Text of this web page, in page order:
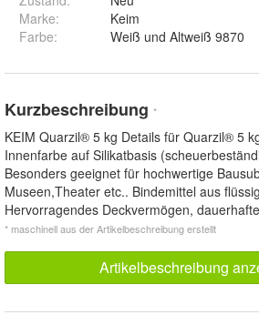
Marke:
Keim
Farbe: Weiß und Altweiß 9870
Kurzbeschreibung *
KEIM Quarzil® 5 kg Details für Quarzil® 5
Innenfarbe auf Silikatbasis
Besonders geeignet für hochwertige
Museen,Theater etc.. Bindemittel aus
Hervorragendes Deckvermögen,
* maschinell aus der Artikelbeschreibung erstellt
Artikelbeschreibung